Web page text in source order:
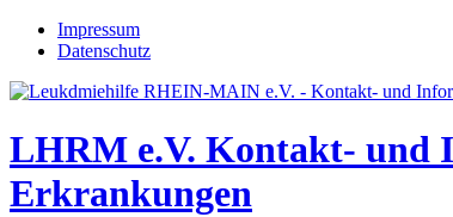
Jump to navigation
Impressum
Datenschutz
LHRM e.V. Kontakt- und
Erkrankungen